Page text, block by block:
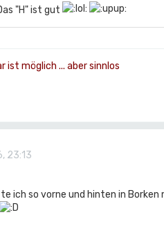
"H" ist gut
ist möglich ... aber sinnlos
23:13
ich so vorne und hinten in